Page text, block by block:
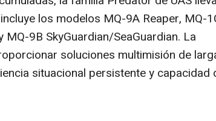
los modelos MQ-9A Reaper, MQ-
MQ-9B SkyGuardian/SeaGuardian. La
soluciones multimisión de
situacional persistente y capacidad